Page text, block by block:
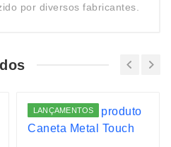
por diversos fabricantes.
LANÇAMENTOS